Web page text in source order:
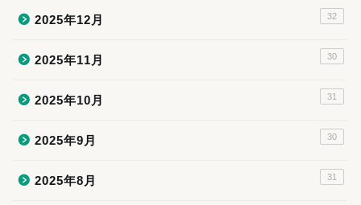
2025年12月 32
2025年11月 30
2025年10月 31
2025年9月 30
2025年8月 31